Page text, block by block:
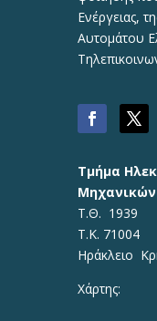
Ενέργειας,
Αυτομάτου
Τμήμα
Τ.Θ. 1939
Τ.Κ. 71004
Ηράκλειο
Χάρτης: